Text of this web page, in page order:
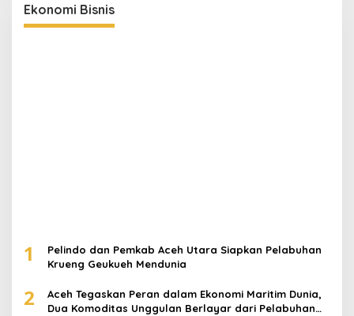
Ekonomi Bisnis
1
Pelindo dan Pemkab Aceh Utara Siapkan Pelabuhan
Krueng Geukueh Mendunia
2
Aceh Tegaskan Peran dalam Ekonomi Maritim Dunia,
Dua Komoditas Unggulan Berlayar dari Pelabuhan